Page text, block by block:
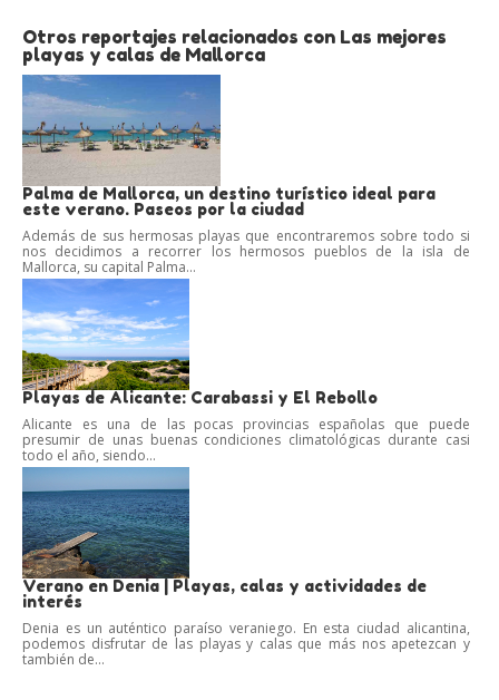
Otros reportajes relacionados con Las mejores
playas y calas de Mallorca
Palma de Mallorca, un destino turístico ideal para
este verano. Paseos por la ciudad
Además de sus hermosas playas que encontraremos sobre todo si
nos decidimos a recorrer los hermosos pueblos de la isla de
Mallorca, su capital Palma...
Playas de Alicante: Carabassi y El Rebollo
Alicante es una de las pocas provincias españolas que puede
presumir de unas buenas condiciones climatológicas durante casi
todo el año, siendo...
Verano en Denia | Playas, calas y actividades de
interés
Denia es un auténtico paraíso veraniego. En esta ciudad alicantina,
podemos disfrutar de las playas y calas que más nos apetezcan y
también de...